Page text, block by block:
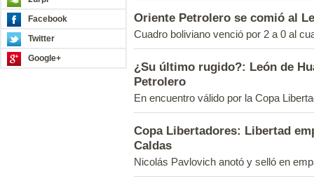
Facebook
Twitter
Google+
Oriente Petrolero se comió al
Cuadro boliviano venció por 2 a 0 al
¿Su último rugido?: León de
Petrolero
En encuentro válido por la Copa
Copa Libertadores: Libertad
Caldas
Nicolás Pavlovich anotó y selló en